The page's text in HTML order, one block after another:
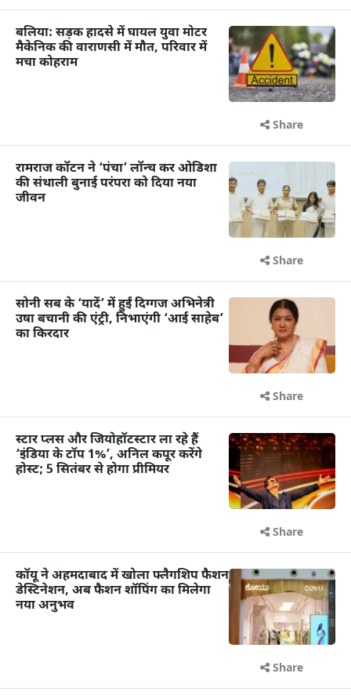
बलिया: सड़क हादसे में घायल युवा मोटर
मैकेनिक की वाराणसी में मौत, परिवार में
मचा कोहराम
Share
रामराज कॉटन ने ‘पंचा’ लॉन्च कर ओडिशा
की संथाली बुनाई परंपरा को दिया नया
जीवन
Share
सोनी सब के ‘यादें’ में हुईं दिग्गज अभिनेत्री
उषा बचानी की एंट्री, निभाएंगी ‘आई साहेब’
का किरदार
Share
स्टार प्लस और जियोहॉटस्टार ला रहे हैं
‘इंडिया के टॉप 1%’, अनिल कपूर करेंगे
होस्ट; 5 सितंबर से होगा प्रीमियर
Share
कॉयू ने अहमदाबाद में खोला फ्लैगशिप फैशन
डेस्टिनेशन, अब फैशन शॉपिंग का मिलेगा
नया अनुभव
Share